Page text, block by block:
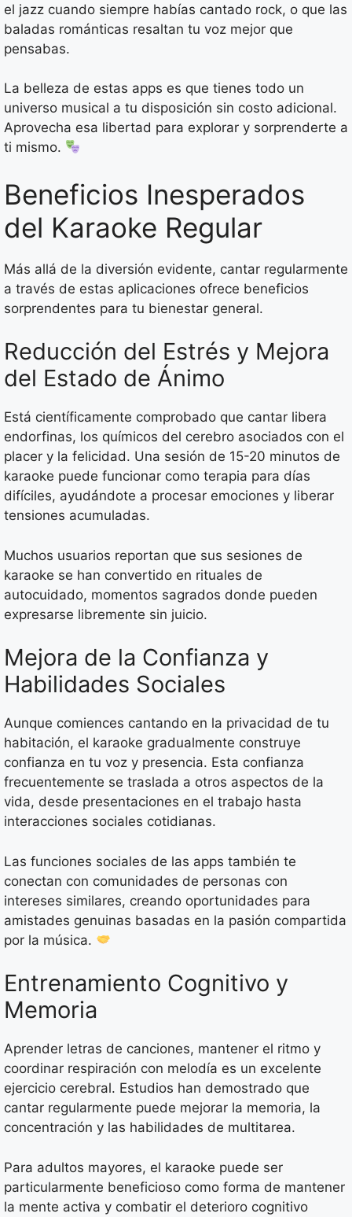
el jazz cuando siempre habías cantado rock, o que las
baladas románticas resaltan tu voz mejor que
pensabas.
La belleza de estas apps es que tienes todo un
universo musical a tu disposición sin costo adicional.
Aprovecha esa libertad para explorar y sorprenderte a
ti mismo.
Beneficios Inesperados
del Karaoke Regular
Más allá de la diversión evidente, cantar regularmente
a través de estas aplicaciones ofrece beneficios
sorprendentes para tu bienestar general.
Reducción del Estrés y Mejora
del Estado de Ánimo
Está científicamente comprobado que cantar libera
endorfinas, los químicos del cerebro asociados con el
placer y la felicidad. Una sesión de 15-20 minutos de
karaoke puede funcionar como terapia para días
difíciles, ayudándote a procesar emociones y liberar
tensiones acumuladas.
Muchos usuarios reportan que sus sesiones de
karaoke se han convertido en rituales de
autocuidado, momentos sagrados donde pueden
expresarse libremente sin juicio.
Mejora de la Confianza y
Habilidades Sociales
Aunque comiences cantando en la privacidad de tu
habitación, el karaoke gradualmente construye
confianza en tu voz y presencia. Esta confianza
frecuentemente se traslada a otros aspectos de la
vida, desde presentaciones en el trabajo hasta
interacciones sociales cotidianas.
Las funciones sociales de las apps también te
conectan con comunidades de personas con
intereses similares, creando oportunidades para
amistades genuinas basadas en la pasión compartida
por la música.
Entrenamiento Cognitivo y
Memoria
Aprender letras de canciones, mantener el ritmo y
coordinar respiración con melodía es un excelente
ejercicio cerebral. Estudios han demostrado que
cantar regularmente puede mejorar la memoria, la
concentración y las habilidades de multitarea.
Para adultos mayores, el karaoke puede ser
particularmente beneficioso como forma de mantener
la mente activa y combatir el deterioro cognitivo